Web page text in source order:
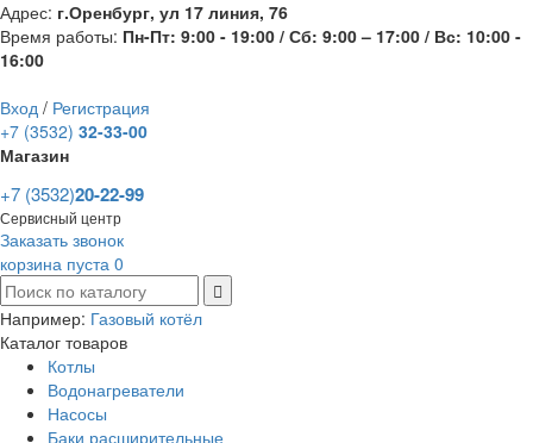
Адрес: г.Оренбург, ул 17 линия, 76
Время работы: Пн-Пт: 9:00 - 19:00 / Сб: 9:00 – 17:00 / Вс: 10:00 -
16:00
Вход / Регистрация
+7 (3532) 32-33-00
Магазин
+7 (3532)20-22-99
Сервисный центр
Заказать звонок
корзина пуста 0
Например: Газовый котёл
Каталог товаров
Котлы
Водонагреватели
Насосы
Баки расширительные